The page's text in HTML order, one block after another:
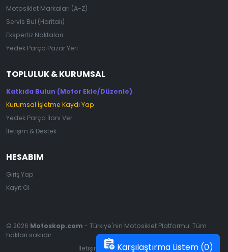
assignment_add Karşılaştırma Listem (0)
Motosiklet Markaları (A-Z)
Servis Bul (Haritalı)
Ekspertiz Noktaları
Yedek Parça Pazar Yeri
TOPLULUK & KURUMSAL
Katkıda Bulun (Motor Ekle/Düzenle)
Kurumsal İşletme Kaydı Yap
Yedek Parça İlanı Ver
İletişim & Destek
HESABIM
Giriş Yap
Kayıt Ol
© 2026 Motoskop.com - Türkiye'nin Motosiklet Platformu. Tüm
hakları saklıdır.
İletişim
Gizlilik Politikası